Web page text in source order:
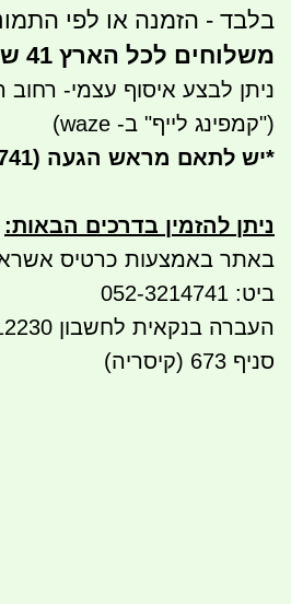
בלבד - הזמנה או לפי
משלוחים לכל הארץ 41 שח
ניתן לבצע איסוף עצמי- רחוב ההדס 19
("קמפינג לייף" ב- waze)
*יש לתאם מראש הגעה
ניתן להזמין בדרכים הבאות:
באתר באמצעות כרטיס
ביט: 052-3214741
סניף 673 (קיסריה)